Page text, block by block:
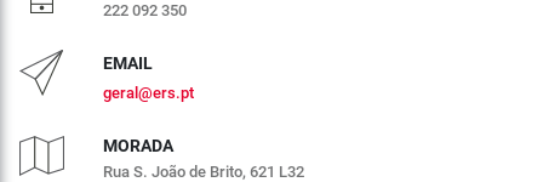
222 092 350
EMAIL
geral@ers.pt
MORADA
Rua S. João de Brito, 621 L32